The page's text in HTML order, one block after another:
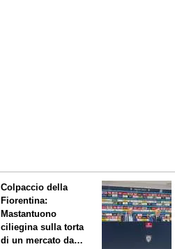
Colpaccio della
Fiorentina:
Mastantuono
ciliegina sulla torta
di un mercato da